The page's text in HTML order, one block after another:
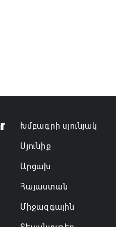
Խմբագրի սյունյակ
Սյունիք
Արցախ
Հայաստան
Միջազգային